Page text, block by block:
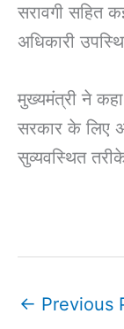
सरावगी सहित
अधिकारी
मुख्यमंत्री ने
सरकार के लिए
सुव्यवस्थित
← Previous